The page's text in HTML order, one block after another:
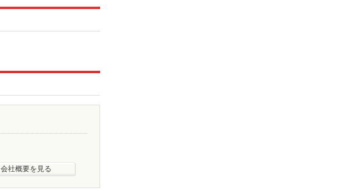
会社概要を見る